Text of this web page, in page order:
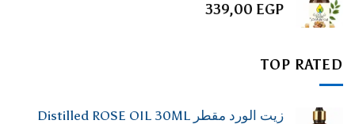
339,00 EGP
TOP RATED
زيت الورد مقطر Distilled ROSE OIL 30ML